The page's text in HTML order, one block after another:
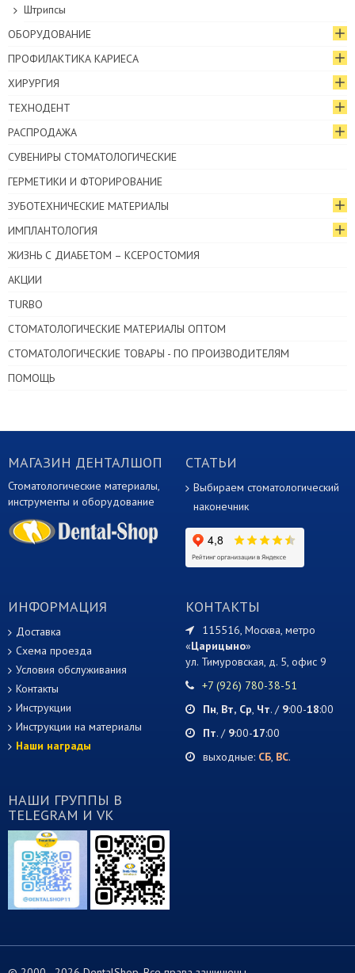
Штрипсы
ОБОРУДОВАНИЕ
ПРОФИЛАКТИКА КАРИЕСА
ХИРУРГИЯ
ТЕХНОДЕНТ
РАСПРОДАЖА
СУВЕНИРЫ СТОМАТОЛОГИЧЕСКИЕ
ГЕРМЕТИКИ И ФТОРИРОВАНИЕ
ЗУБОТЕХНИЧЕСКИЕ МАТЕРИАЛЫ
ИМПЛАНТОЛОГИЯ
ЖИЗНЬ С ДИАБЕТОМ – КСЕРОСТОМИЯ
АКЦИИ
TURBO
СТОМАТОЛОГИЧЕСКИЕ МАТЕРИАЛЫ ОПТОМ
СТОМАТОЛОГИЧЕСКИЕ ТОВАРЫ - ПО ПРОИЗВОДИТЕЛЯМ
ПОМОЩЬ
МАГАЗИН ДЕНТАЛШОП
Стоматологические материалы,
инструменты и оборудование
СТАТЬИ
Выбираем стоматологический
наконечник
ИНФОРМАЦИЯ
Доставка
Схема проезда
Условия обслуживания
Контакты
Инструкции
Инструкции на материалы
Наши награды
КОНТАКТЫ
115516, Москва, метро
«Царицыно»
ул. Тимуровская, д. 5, офис 9
+7 (926) 780-38-51
Пн, Вт, Ср, Чт. / 9:00-18:00
Пт. / 9:00-17:00
выходные: СБ, ВС.
НАШИ ГРУППЫ В
TELEGRAM И VK